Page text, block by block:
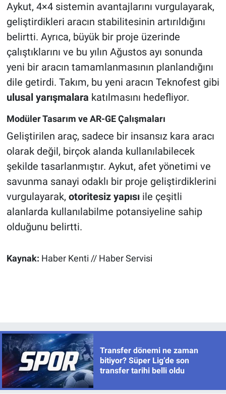
Aykut, 4×4 sistemin avantajlarını vurgulayarak,
geliştirdikleri aracın stabilitesinin artırıldığını
belirtti. Ayrıca, büyük bir proje üzerinde
çalıştıklarını ve bu yılın Ağustos ayı sonunda
yeni bir aracın tamamlanmasının planlandığını
dile getirdi. Takım, bu yeni aracın Teknofest gibi
ulusal yarışmalara katılmasını hedefliyor.
Modüler Tasarım ve AR-GE Çalışmaları
Geliştirilen araç, sadece bir insansız kara aracı
olarak değil, birçok alanda kullanılabilecek
şekilde tasarlanmıştır. Aykut, afet yönetimi ve
savunma sanayi odaklı bir proje geliştirdiklerini
vurgulayarak, otoritesiz yapısıile çeşitli
alanlarda kullanılabilme potansiyeline sahip
olduğunu belirtti.
Kaynak: Haber Kenti // Haber Servisi
Transfer dönemi ne zaman
bitiyor? Süper Lig’de son
transfer tarihi belli oldu